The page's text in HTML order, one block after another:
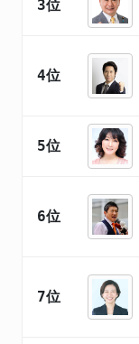
3位
4位
5位
6位
7位